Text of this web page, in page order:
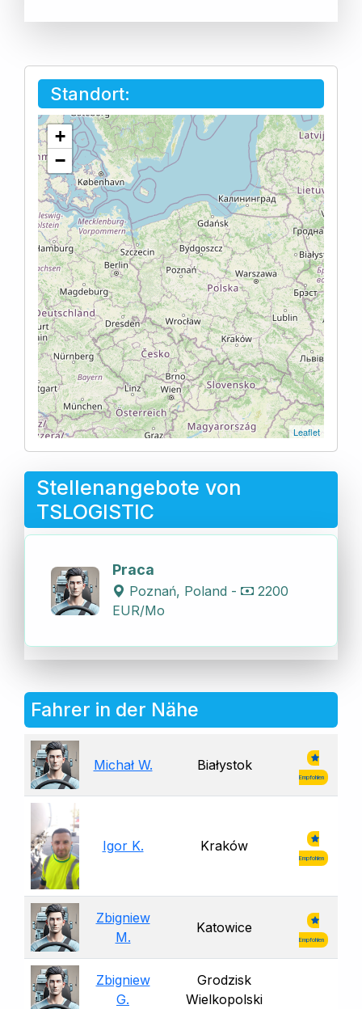
Standort:
+
−
Leaflet
Stellenangebote von
TSLOGISTIC
Praca
Poznań, Poland -
2200
EUR/Mo
Fahrer in der Nähe
Michał W. Białystok
Empfohlen
Igor K. Kraków
Empfohlen
Zbigniew
M.
Katowice
Empfohlen
Zbigniew
G.
Grodzisk
Wielkopolski